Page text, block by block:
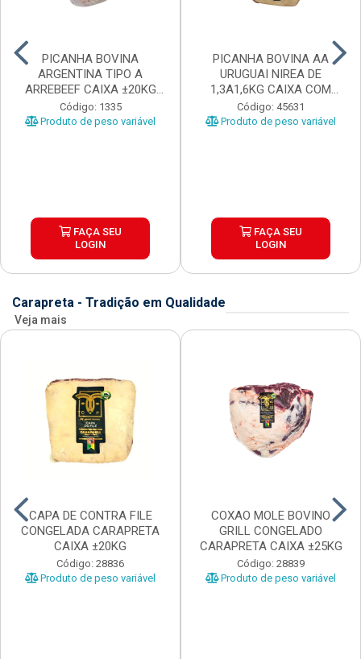
PICANHA BOVINA
ARGENTINA TIPO A
ARREBEEF CAIXA ±20KG
PEÇAS 1...
Código: 1335
Produto de peso variável
FAÇA SEU
LOGIN
PICANHA BOVINA AA
URUGUAI NIREA DE
1,3A1,6KG CAIXA COM
±15KG
Código: 45631
Produto de peso variável
FAÇA SEU
LOGIN
Carapreta - Tradição em Qualidade
Veja mais
CAPA DE CONTRA FILE
CONGELADA CARAPRETA
CAIXA ±20KG
Código: 28836
Produto de peso variável
COXAO MOLE BOVINO
GRILL CONGELADO
CARAPRETA CAIXA ±25KG
Código: 28839
Produto de peso variável